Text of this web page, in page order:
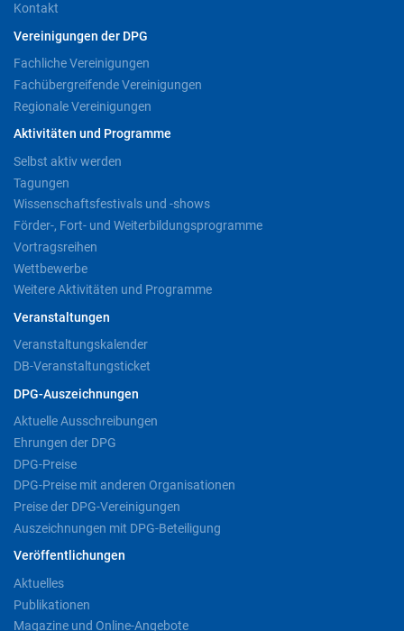
Kontakt
Vereinigungen der DPG
Fachliche Vereinigungen
Fachübergreifende Vereinigungen
Regionale Vereinigungen
Aktivitäten und Programme
Selbst aktiv werden
Tagungen
Wissenschaftsfestivals und -shows
Förder-, Fort- und Weiterbildungsprogramme
Vortragsreihen
Wettbewerbe
Weitere Aktivitäten und Programme
Veranstaltungen
Veranstaltungskalender
DB-Veranstaltungsticket
DPG-Auszeichnungen
Aktuelle Ausschreibungen
Ehrungen der DPG
DPG-Preise
DPG-Preise mit anderen Organisationen
Preise der DPG-Vereinigungen
Auszeichnungen mit DPG-Beteiligung
Veröffentlichungen
Aktuelles
Publikationen
Magazine und Online-Angebote